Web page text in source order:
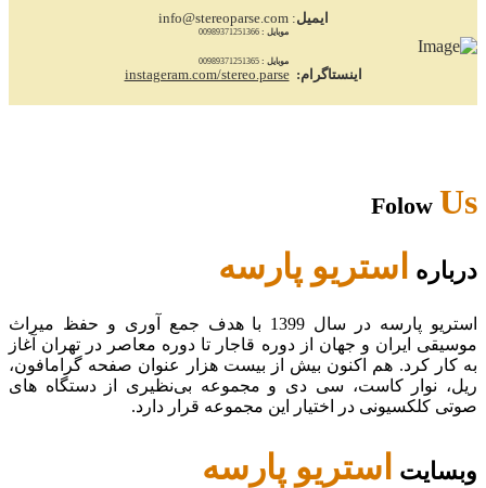
ایمیل : info@stereoparse.com
موبایل :00989371251366
موبایل :00989371251365
اینستاگرام: instageram.com/stereo.parse
FolowUs
درباره استریو پارسه
استریو پارسه در سال 1399 با هدف جمع آوری و حفظ میراث
موسیقی ایران و جهان از دوره قاجار تا دوره معاصر در تهران آغاز
به کار کرد. هم اکنون بیش از بیست هزار عنوان صفحه گرامافون،
ریل، نوار کاست، سی دی و مجموعه بی‌نظیری از دستگاه های
صوتی کلکسیونی در اختیار این مجموعه قرار دارد.
وبسایت استریو پارسه